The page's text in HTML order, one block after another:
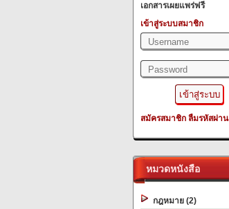
เอกสารเผยแพร่ฟรี
เข้าสู่ระบบสมาชิก
สมัครสมาชิก ลืมรหัสผ่าน
หมวดหนังสือ
กฎหมาย (2)